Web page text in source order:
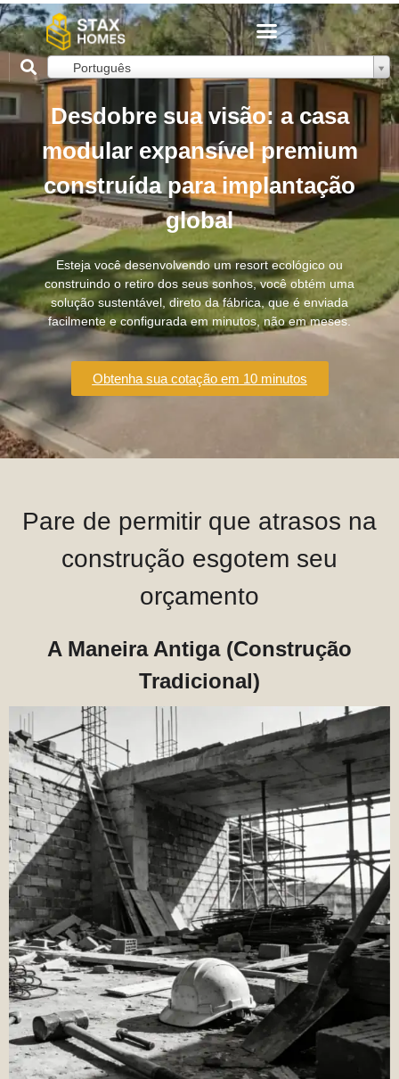
Português
Desdobre sua visão: a casa
modular expansível premium
construída para implantação
global
Esteja você desenvolvendo um resort ecológico ou
construindo o retiro dos seus sonhos, você obtém uma
solução sustentável, direto da fábrica, que é enviada
facilmente e configurada em minutos, não em meses.
Obtenha sua cotação em 10 minutos
Pare de permitir que atrasos na
construção esgotem seu
orçamento
A Maneira Antiga (Construção
Tradicional)